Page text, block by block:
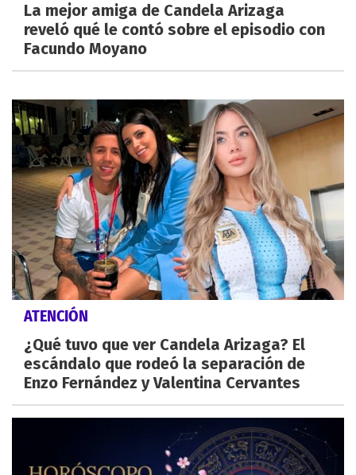
La mejor amiga de Candela Arizaga
reveló qué le contó sobre el episodio con
Facundo Moyano
ATENCIÓN
¿Qué tuvo que ver Candela Arizaga? El
escándalo que rodeó la separación de
Enzo Fernández y Valentina Cervantes